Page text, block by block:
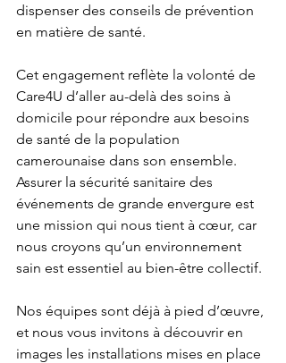
dispenser des conseils de prévention
en matière de santé.
Cet engagement reflète la volonté de
Care4U d’aller au-delà des soins à
domicile pour répondre aux besoins
de santé de la population
camerounaise dans son ensemble.
Assurer la sécurité sanitaire des
événements de grande envergure est
une mission qui nous tient à cœur, car
nous croyons qu’un environnement
sain est essentiel au bien-être collectif.
Nos équipes sont déjà à pied d’œuvre,
et nous vous invitons à découvrir en
images les installations mises en place